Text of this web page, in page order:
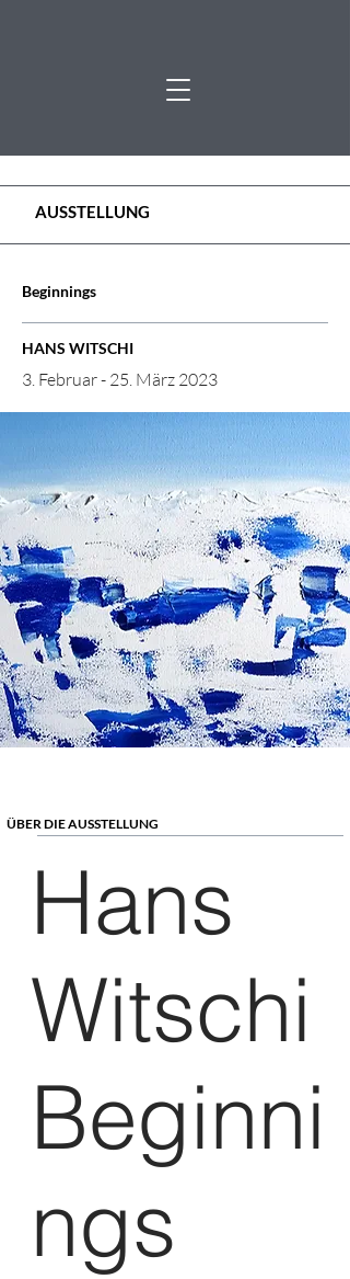
AUSSTELLUNG
Beginnings
HANS WITSCHI
3. Februar - 25. März 2023
ÜBER DIE AUSSTELLUNG
Hans
Witschi
Beginni
ngs